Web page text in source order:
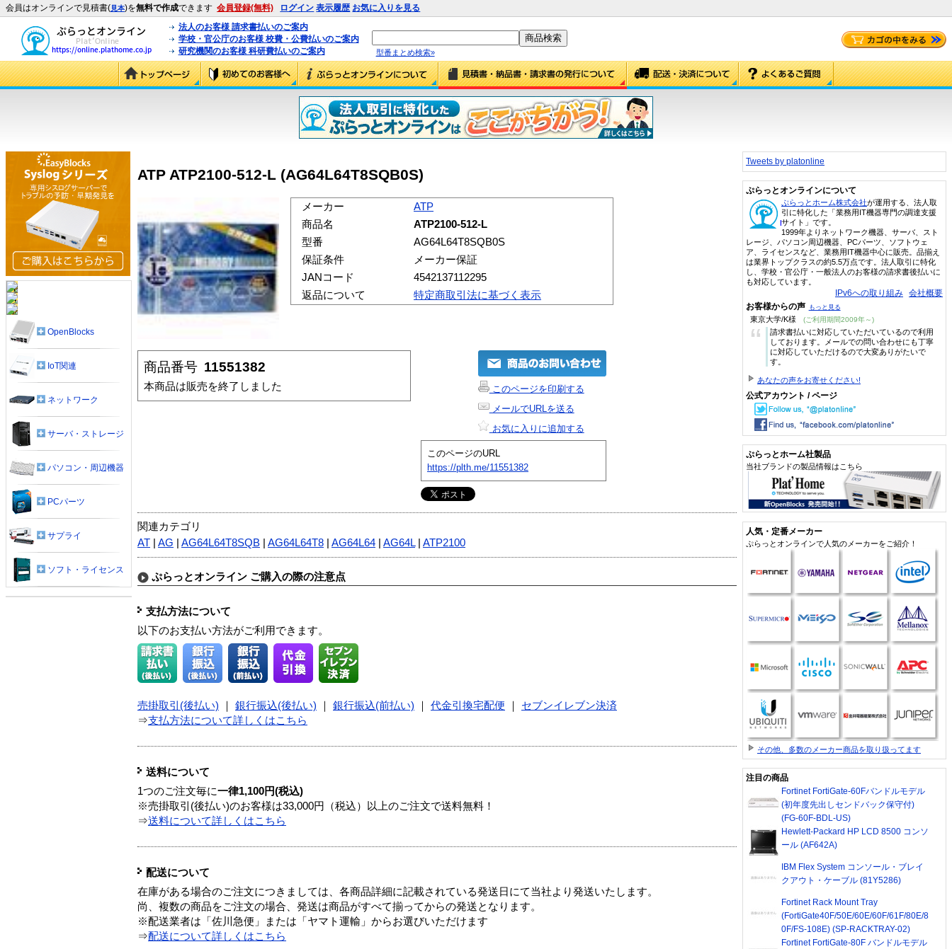
会員はオンラインで見積書(見本)を無料で作成できます 会員登録(無料) ログイン 表示履歴 お気に入りを見る
法人のお客様 請求書払いのご案内
学校・官公庁のお客様 校費・公費払いのご案内
研究機関のお客様 科研費払いのご案内
型番まとめ検索»
ATP ATP2100-512-L (AG64L64T8SQB0S)
メーカー
ATP
商品名
ATP2100-512-L
型番
AG64L64T8SQB0S
保証条件
メーカー保証
JANコード
4542137112295
返品について
特定商取引法に基づく表示
商品番号 11551382
本商品は販売を終了しました
このページを印刷する
メールでURLを送る
お気に入りに追加する
このページのURL
https://plth.me/11551382
関連カテゴリ
AT
AG AG64L64T8SQB AG64L64T8 AG64L64 AG64L| ATP2100
ぷらっとオンライン ご購入の際の注意点
支払方法について
以下のお支払い方法がご利用できます。
売掛取引(後払い) 銀行振込(後払い) 銀行振込(前払い) 代金引換宅配便
セブンイレブン決済
⇒支払方法について詳しくはこちら
送料について
1つのご注文毎に一律1,100円(税込)
※売掛取引(後払い)のお客様は33,000円（税込）以上のご注文で送料無料！
⇒送料について詳しくはこちら
配送について
在庫がある場合のご注文につきましては、各商品詳細に記載されている発送日にて当社より発送いたします。
尚、複数の商品をご注文の場合、発送は商品がすべて揃ってからの発送となります。
※配送業者は「佐川急便」または「ヤマト運輸」からお選びいただけます
⇒配送について詳しくはこちら
OpenBlocks
IoT関連
ネットワーク
サーバ・ストレージ
パソコン・周辺機器
PCパーツ
サプライ
ソフト・ライセンス
Tweets by platonline
ぷらっとオンラインについて
ぷらっとホーム株式会社が運用する、法人取
引に特化した「業務用IT機器専門の調達支援
サイト」です。
1999年よりネットワーク機器、サーバ、スト
レージ、パソコン周辺機器、PCパーツ、ソフトウェ
ア、ライセンスなど、業務用IT機器中心に販売。品揃え
は業界トップクラスの約5.5万点です。法人取引に特化
し、学校・官公庁・一般法人のお客様の請求書後払いに
も対応しています。
IPv6への取り組み 会社概要
お客様からの声 もっと見る
東京大学/K様 (ご利用期間2009年～)
“
請求書払いに対応していただいているので利用
しております。メールでの問い合わせにも丁寧
に対応していただけるので大変ありがたいで
す。
あなたの声をお寄せください!
公式アカウント / ページ
ぷらっとホーム社製品
当社ブランドの製品情報はこちら
人気・定番メーカー
ぷらっとオンラインで人気のメーカーをご紹介！
その他、多数のメーカー商品を取り扱ってます
注目の商品
Fortinet FortiGate-60Fバンドルモデル
(初年度先出しセンドバック保守付)
(FG-60F-BDL-US)
Hewlett-Packard HP LCD 8500 コンソ
ール (AF642A)
IBM Flex System コンソール・ブレイ
クアウト・ケーブル (81Y5286)
Fortinet Rack Mount Tray
(FortiGate40F/50E/60E/60F/61F/80E/8
0F/FS-108E) (SP-RACKTRAY-02)
Fortinet FortiGate-80F バンドルモデル